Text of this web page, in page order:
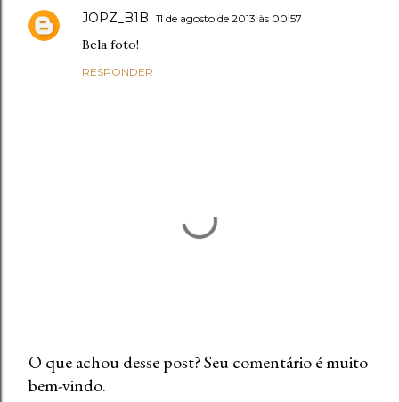
JOPZ_B1B 11 de agosto de 2013 às 00:57
Bela foto!
RESPONDER
P
O que achou desse post? Seu comentário é muito
bem-vindo.